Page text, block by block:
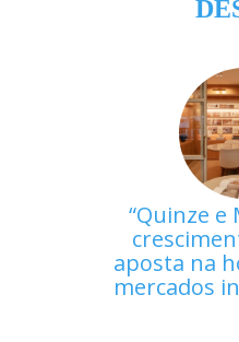
Quinze e
aposta na
mercados